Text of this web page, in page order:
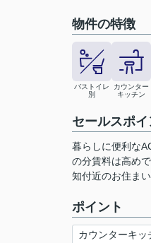
物件の特徴
バストイレ
別
カウンター
キッチン
セールスポイ
暮らしに便利な
の分賃料は高め
知付近のお住ま
ポイント
カウンターキッ